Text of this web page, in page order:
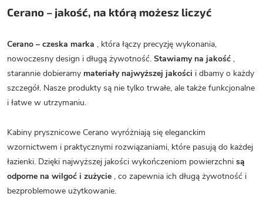
Cerano – jakość, na którą możesz liczyć
Cerano – czeska marka , która łączy precyzję wykonania,
nowoczesny design i długą żywotność. Stawiamy na jakość ,
starannie dobieramy materiały najwyższej jakości i dbamy o każdy
szczegół. Nasze produkty są nie tylko trwałe, ale także funkcjonalne
i łatwe w utrzymaniu.
Kabiny prysznicowe Cerano wyróżniają się eleganckim
wzornictwem i praktycznymi rozwiązaniami, które pasują do każdej
łazienki. Dzięki najwyższej jakości wykończeniom powierzchni są
odporne na wilgoć i zużycie , co zapewnia ich długą żywotność i
bezproblemowe użytkowanie.